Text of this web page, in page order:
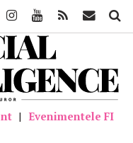
| Evenimentele FI
InstagramYoutube Feed Mail